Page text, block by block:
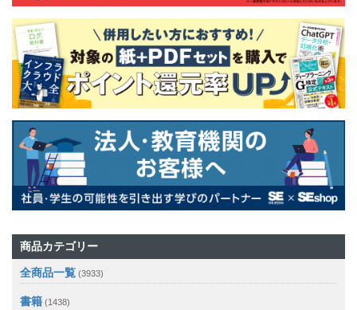
商品カテゴリー
全商品一覧 (3933)
書籍 (1438)